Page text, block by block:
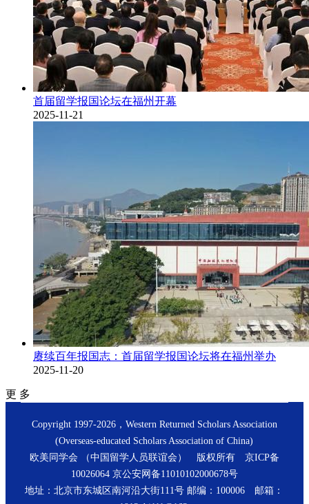
首届留学报国论坛在福州开幕
2025-11-21
赓续百年报国志：首届留学报国论坛将在福州举办
2025-11-20
更 多